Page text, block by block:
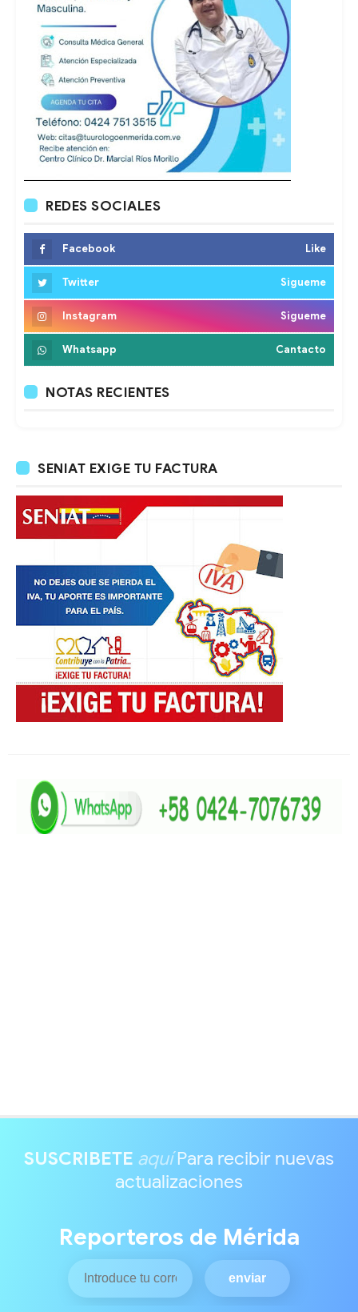
REDES SOCIALES
Facebook Like
Twitter Sigueme
Instagram Sigueme
Whatsapp Cantacto
NOTAS RECIENTES
SENIAT EXIGE TU FACTURA
SUSCRIBETE aquíPara recibir nuevas
actualizaciones
Reporteros de Mérida